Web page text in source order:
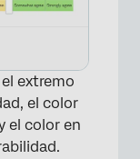
extremo
el color
el color en